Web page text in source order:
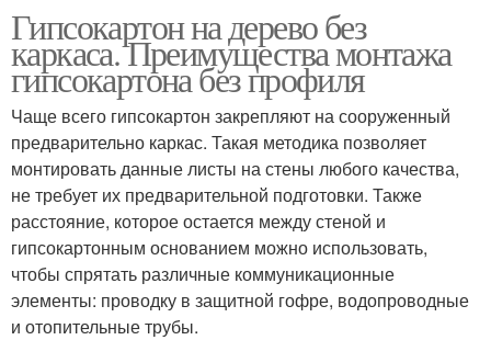
Гипсокартон на дерево без
каркаса. Преимущества монтажа
гипсокартона без профиля
Чаще всего гипсокартон закрепляют на сооруженный
предварительно каркас. Такая методика позволяет
монтировать данные листы на стены любого качества,
не требует их предварительной подготовки. Также
расстояние, которое остается между стеной и
гипсокартонным основанием можно использовать,
чтобы спрятать различные коммуникационные
элементы: проводку в защитной гофре, водопроводные
и отопительные трубы.